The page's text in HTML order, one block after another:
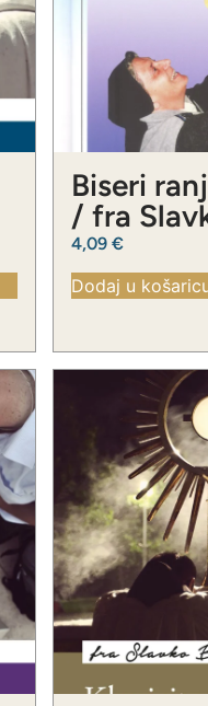
Biseri
/ fra
Barbarić
4,09 €
Dodaj u